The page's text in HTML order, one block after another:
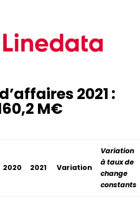
2021 :
M€
2020 2021 Variation
Variation
à taux de
change
constants